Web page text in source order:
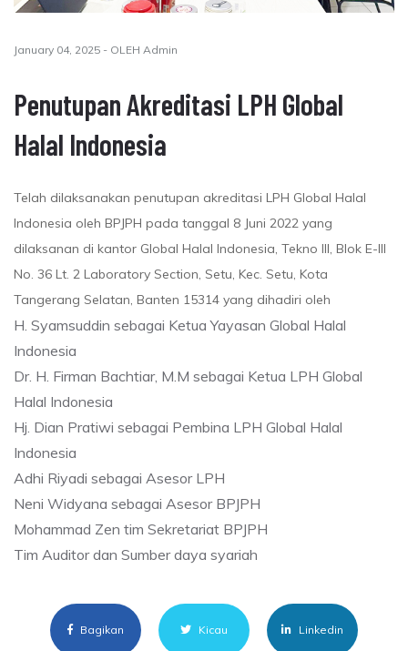
January 04, 2025 - OLEH Admin
Penutupan Akreditasi LPH Global
Halal Indonesia
Telah dilaksanakan penutupan akreditasi LPH Global Halal
Indonesia oleh BPJPH pada tanggal 8 Juni 2022 yang
dilaksanan di kantor Global Halal Indonesia, Tekno III, Blok E-III
No. 36 Lt. 2 Laboratory Section, Setu, Kec. Setu, Kota
Tangerang Selatan, Banten 15314 yang dihadiri oleh
H. Syamsuddin sebagai Ketua Yayasan Global Halal
Indonesia
Dr. H. Firman Bachtiar, M.M sebagai Ketua LPH Global
Halal Indonesia
Hj. Dian Pratiwi sebagai Pembina LPH Global Halal
Indonesia
Adhi Riyadi sebagai Asesor LPH
Neni Widyana sebagai Asesor BPJPH
Mohammad Zen tim Sekretariat BPJPH
Tim Auditor dan Sumber daya syariah
Bagikan Kicau Linkedin